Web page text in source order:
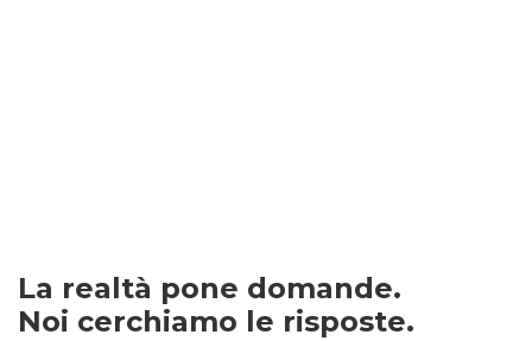
La realtà pone domande.
Noi cerchiamo le risposte.